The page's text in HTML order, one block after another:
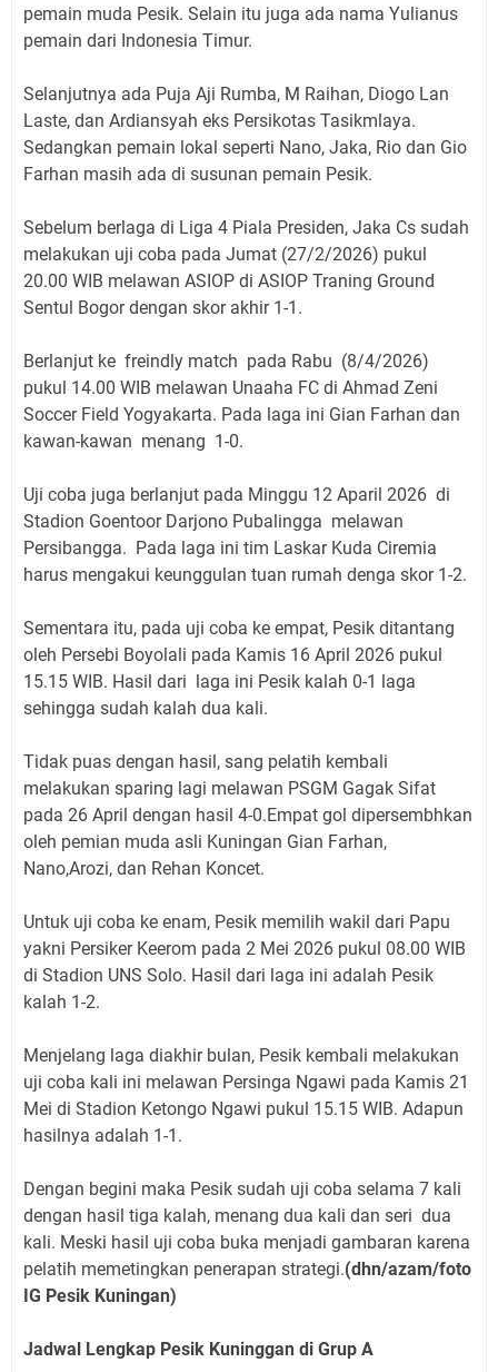
pemain muda Pesik. Selain itu juga ada nama Yulianus
pemain dari Indonesia Timur.
Selanjutnya ada Puja Aji Rumba, M Raihan, Diogo Lan
Laste, dan Ardiansyah eks Persikotas Tasikmlaya.
Sedangkan pemain lokal seperti Nano, Jaka, Rio dan Gio
Farhan masih ada di susunan pemain Pesik.
Sebelum berlaga di Liga 4 Piala Presiden, Jaka Cs sudah
melakukan uji coba pada Jumat (27/2/2026) pukul
20.00 WIB melawan ASIOP di ASIOP Traning Ground
Sentul Bogor dengan skor akhir 1-1.
Berlanjut ke freindly match pada Rabu (8/4/2026)
pukul 14.00 WIB melawan Unaaha FC di Ahmad Zeni
Soccer Field Yogyakarta. Pada laga ini Gian Farhan dan
kawan-kawan menang 1-0.
Uji coba juga berlanjut pada Minggu 12 Aparil 2026 di
Stadion Goentoor Darjono Pubalingga melawan
Persibangga. Pada laga ini tim Laskar Kuda Ciremia
harus mengakui keunggulan tuan rumah denga skor 1-2.
Sementara itu, pada uji coba ke empat, Pesik ditantang
oleh Persebi Boyolali pada Kamis 16 April 2026 pukul
15.15 WIB. Hasil dari laga ini Pesik kalah 0-1 laga
sehingga sudah kalah dua kali.
Tidak puas dengan hasil, sang pelatih kembali
melakukan sparing lagi melawan PSGM Gagak Sifat
pada 26 April dengan hasil 4-0.Empat gol dipersembhkan
oleh pemian muda asli Kuningan Gian Farhan,
Nano,Arozi, dan Rehan Koncet.
Untuk uji coba ke enam, Pesik memilih wakil dari Papu
yakni Persiker Keerom pada 2 Mei 2026 pukul 08.00 WIB
di Stadion UNS Solo. Hasil dari laga ini adalah Pesik
kalah 1-2.
Menjelang laga diakhir bulan, Pesik kembali melakukan
uji coba kali ini melawan Persinga Ngawi pada Kamis 21
Mei di Stadion Ketongo Ngawi pukul 15.15 WIB. Adapun
hasilnya adalah 1-1.
Dengan begini maka Pesik sudah uji coba selama 7 kali
dengan hasil tiga kalah, menang dua kali dan seri dua
kali. Meski hasil uji coba buka menjadi gambaran karena
pelatih memetingkan penerapan strategi.(dhn/azam/foto
IG Pesik Kuningan)
Jadwal Lengkap Pesik Kuninggan di Grup A